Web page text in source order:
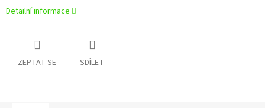
Detailní informace
ZEPTAT SE SDÍLET